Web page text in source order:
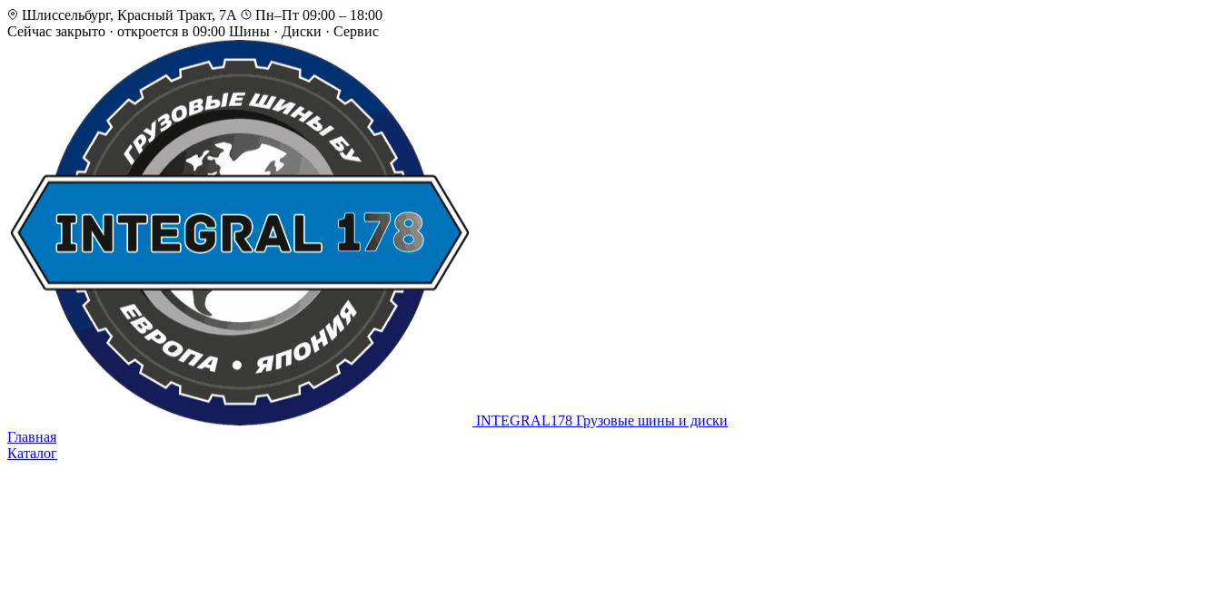
Шлиссельбург, Красный Тракт, 7А
Пн–Пт 09:00 – 18:00
Сейчас закрыто · откроется в 09:00 Шины · Диски · Сервис
INTEGRAL178 Грузовые шины и диски
Главная
Каталог